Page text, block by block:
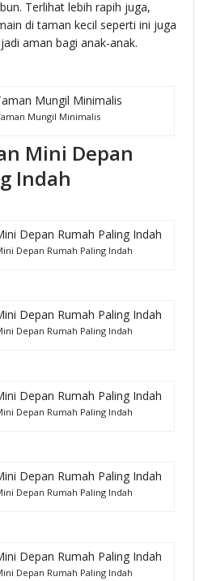
Terlihat lebih rapih juga,
di taman kecil seperti ini juga
aman bagi anak-anak.
Mungil Minimalis
Mini Depan
Indah
Depan Rumah Paling Indah
Depan Rumah Paling Indah
Depan Rumah Paling Indah
Depan Rumah Paling Indah
Depan Rumah Paling Indah